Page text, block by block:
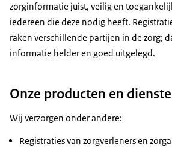
zorginformatie juist, veilig en
iedereen die deze nodig heeft.
raken verschillende partijen in de zorg;
informatie helder en goed uitgelegd.
Onze producten en
Wij verzorgen onder andere:
Registraties van zorgverleners en